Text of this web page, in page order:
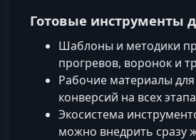
Готовые инструменты
Шаблоны и методики
прогревов, воронок и
Рабочие материалы
конверсий на всех
Экосистема
можно внедрить сразу